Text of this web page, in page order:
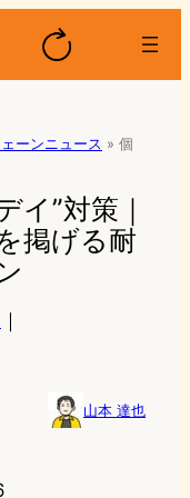
ーンニュース » 個
イ”対策｜
掲げる耐
｜
山本 達也